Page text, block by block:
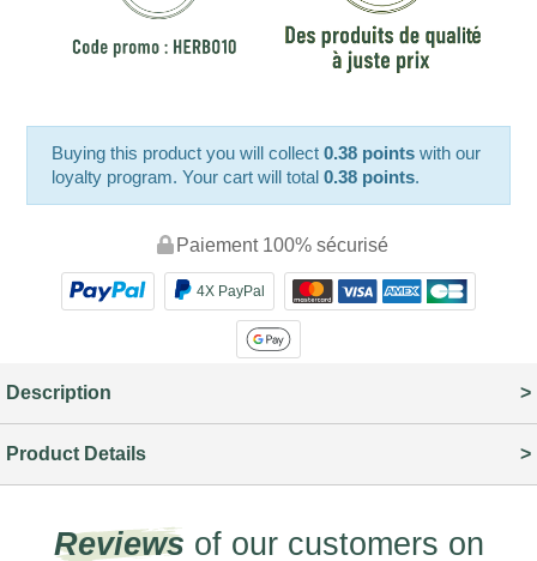
Buying this product you will collect0.38 points with our
loyalty program. Your cart will total0.38 points.
Paiement 100% sécurisé
4X PayPal
Description
Product Details
Reviews of our customers on